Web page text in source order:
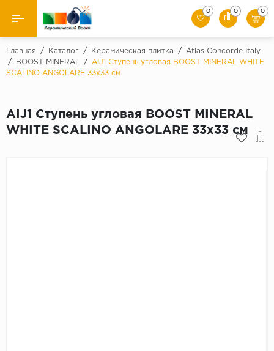
Назад
Производители
Керамогранит
0 0 0
Главная / Каталог / Керамическая плитка /
Atlas Concorde Italy
/
BOOST MINERAL /
AIJ1 Ступень угловая BOOST MINERAL WHITE
SCALINO ANGOLARE 33x33 см
AIJ1 Ступень угловая BOOST MINERAL
WHITE SCALINO ANGOLARE 33x33 см